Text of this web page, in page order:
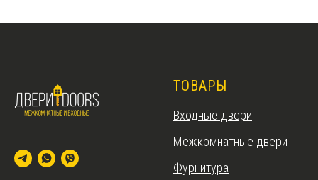
ТОВАРЫ
Входные двери
Межкомнатные двери
Фурнитура